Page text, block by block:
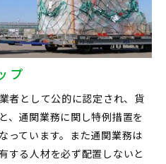
プ
者として公的に認定され、貨
、通関業務に関し特例措置を
っています。また通関業務は
する人材を必ず配置しないと